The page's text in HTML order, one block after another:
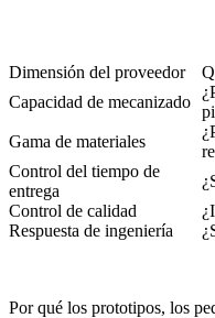
Dimensión del proveedor
Capacidad de mecanizado
Gama de materiales
Control del tiempo de
entrega
Control de calidad
Respuesta de ingeniería
Por qué los prototipos, los